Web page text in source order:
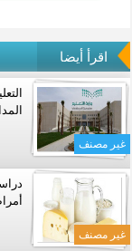
اقرأ أيضا
غير مصنف
غير مصنف